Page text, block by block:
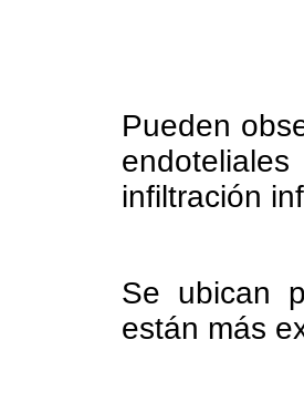
Pueden
infiltración
Se ubican
están más